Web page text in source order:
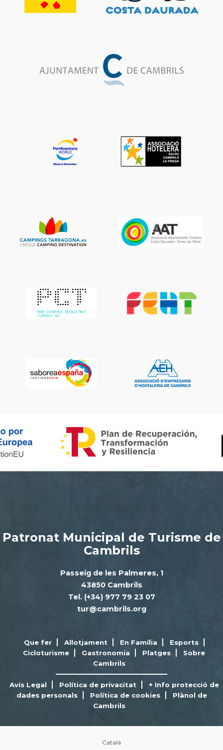
Patronat Municipal de Turisme de
Cambrils
Passeig de les Palmeres, 1
43850 Cambrils
Tel. (+34) 977 79 23 07
tur@cambrils.org
Que fer Allotjament En Família
Esports
Cicloturisme
Gastronomia Platges
Sobre
Cambrils
Avís Legal Política de privacitat
+ Info protecció de
dades personals
Política de cookies
Plànol de
Cambrils
Català